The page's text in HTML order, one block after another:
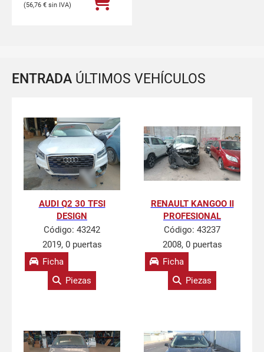
56,76 €
ENTRADA ÚLTIMOS VEHÍCULOS
AUDI Q2 30 TFSI
DESIGN
Código: 43242
2019, 0 puertas
Ficha
Piezas
RENAULT KANGOO II
PROFESIONAL
Código: 43237
2008, 0 puertas
Ficha
Piezas